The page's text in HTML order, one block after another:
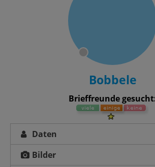
Bobbele
Brieffreunde
Daten
Bilder